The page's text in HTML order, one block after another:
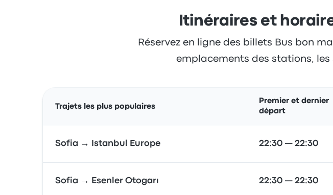
Itinéraires et
Réservez en ligne des billets Bus bon
emplacements des stations, les
Trajets les plus populaires
Premier et dernier
départ
Sofia → Istanbul Europe 22:30 — 22:30
Sofia → Esenler Otogarı 22:30 — 22:30